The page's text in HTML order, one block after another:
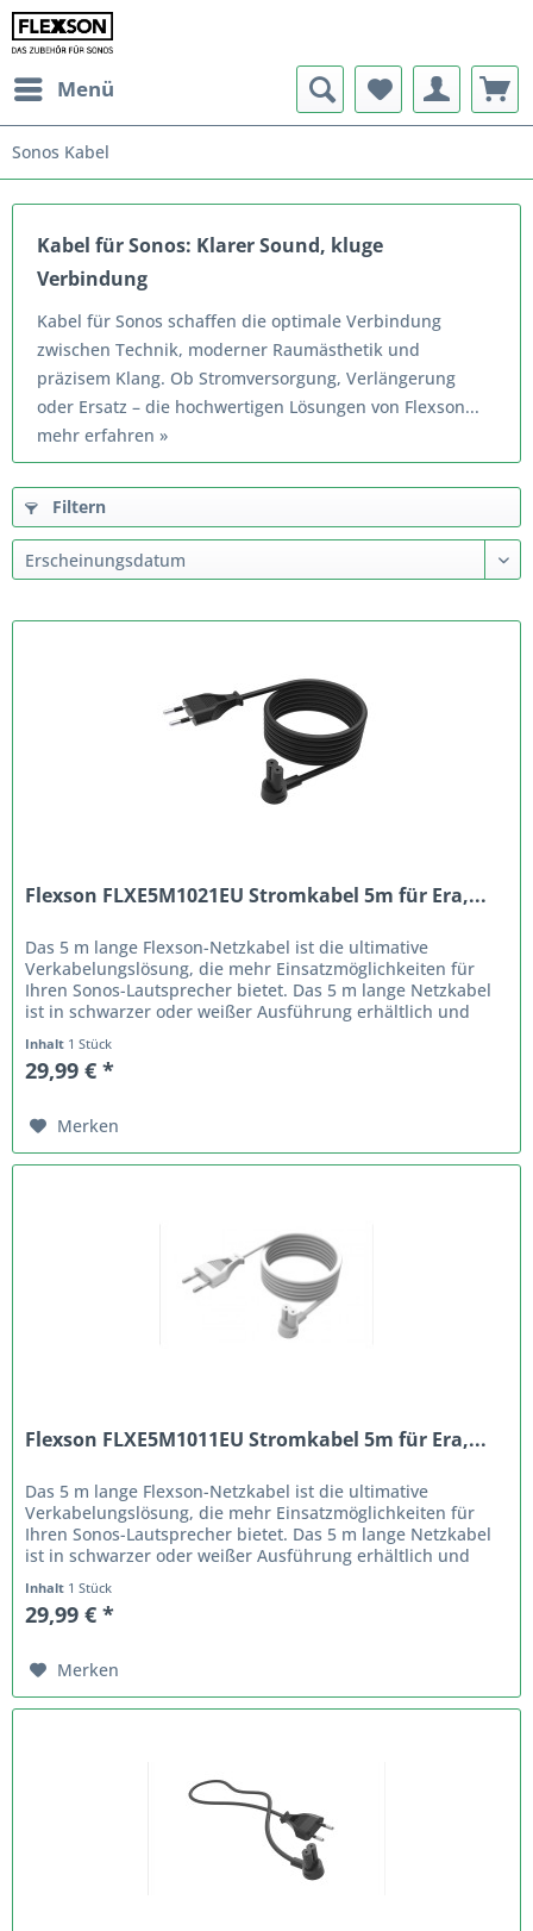
Menü
Sonos Kabel
Kabel für Sonos: Klarer Sound, kluge
Verbindung
Kabel für Sonos schaffen die optimale Verbindung
zwischen Technik, moderner Raumästhetik und
präzisem Klang. Ob Stromversorgung, Verlängerung
oder Ersatz – die hochwertigen Lösungen von Flexson...
mehr erfahren »
Filtern
Flexson FLXE5M1021EU Stromkabel 5m für Era,...
Das 5 m lange Flexson-Netzkabel ist die ultimative
Verkabelungslösung, die mehr Einsatzmöglichkeiten für
Ihren Sonos-Lautsprecher bietet. Das 5 m lange Netzkabel
ist in schwarzer oder weißer Ausführung erhältlich und
Inhalt 1 Stück
29,99 € *
Merken
Flexson FLXE5M1011EU Stromkabel 5m für Era,...
Das 5 m lange Flexson-Netzkabel ist die ultimative
Verkabelungslösung, die mehr Einsatzmöglichkeiten für
Ihren Sonos-Lautsprecher bietet. Das 5 m lange Netzkabel
ist in schwarzer oder weißer Ausführung erhältlich und
Inhalt 1 Stück
29,99 € *
Merken